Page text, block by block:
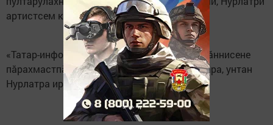
артистсем кăтартнă.
«Татар-информ» ИА пӗлтернӗ тăрăх, «Хамăрăннисене
пăрахмастпăр» ятпа тепӗр концерт Уксăмлăра, унтан
Нурлатра иртет.